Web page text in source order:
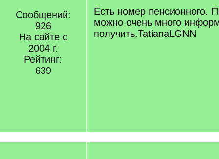
Сообщений:
926
На сайте с
2004 г.
Рейтинг:
639
Есть номер пенсионного.
можно очень много
получить.TatianaLGNN